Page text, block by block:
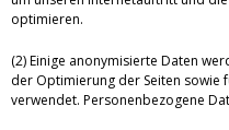
optimieren.
(2) Einige anonymisierte Daten
der Optimierung der Seiten sowie
verwendet. Personenbezogene